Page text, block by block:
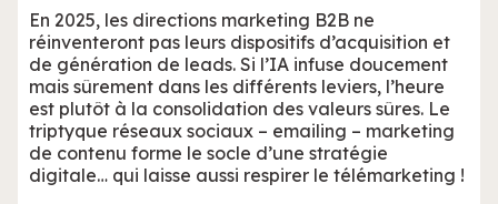
En 2025, les directions marketing B2B ne
réinventeront pas leurs dispositifs d’acquisition et
de génération de leads. Si l’IA infuse doucement
mais sûrement dans les différents leviers, l’heure
est plutôt à la consolidation des valeurs sûres. Le
triptyque réseaux sociaux – emailing – marketing
de contenu forme le socle d’une stratégie
digitale… qui laisse aussi respirer le télémarketing !